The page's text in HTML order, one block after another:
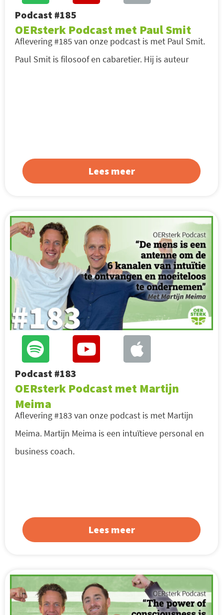
Podcast #185
OERsterk Podcast met Paul Smit
Aflevering #185 van onze podcast is met Paul Smit.
Paul Smit is filosoof en cabaretier. Hij is auteur
Lees meer
Podcast #183
OERsterk Podcast met Martijn
Meima
Aflevering #183 van onze podcast is met Martijn
Meima. Martijn Meima is een intuïtieve personal en
business coach.
Lees meer